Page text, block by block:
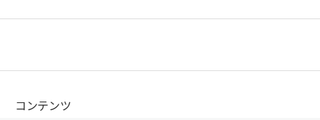
コンテンツ